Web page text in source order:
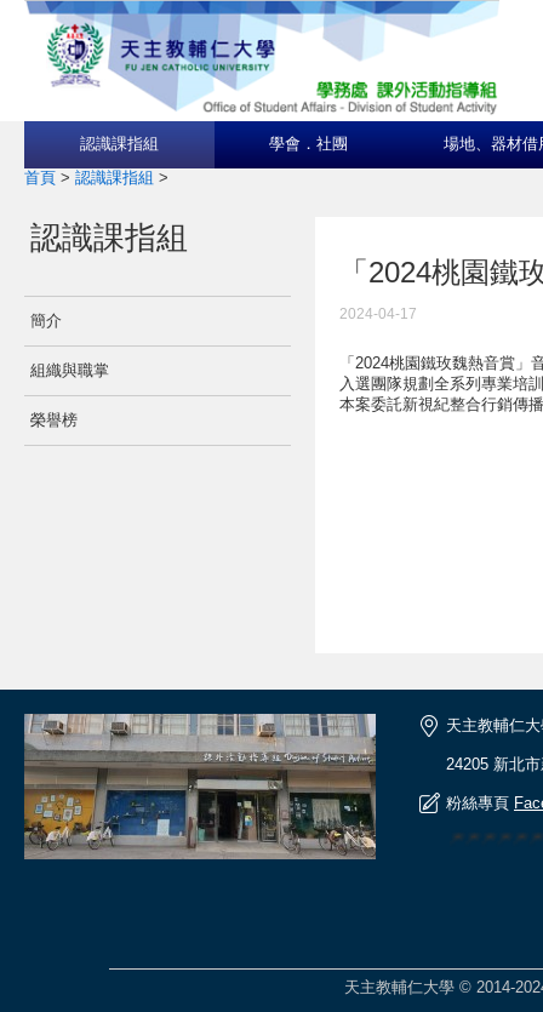
認識課指組 學會．社團 場地、器材借
首頁 > 認識課指組 >
認識課指組
簡介
組織與職掌
榮譽榜
「2024桃園鐵
2024-04-17
「2024桃園鐵玫魏熱音賞
入選團隊規劃全系列專業培
本案委託新視紀整合行銷傳
天主教輔仁
24205 新北
粉絲專頁
天主教輔仁大學 © 2014-